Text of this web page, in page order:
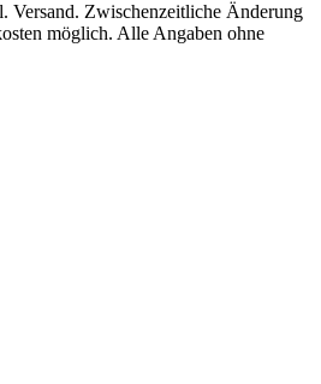
Versand. Zwischenzeitliche Änderung
möglich. Alle Angaben ohne